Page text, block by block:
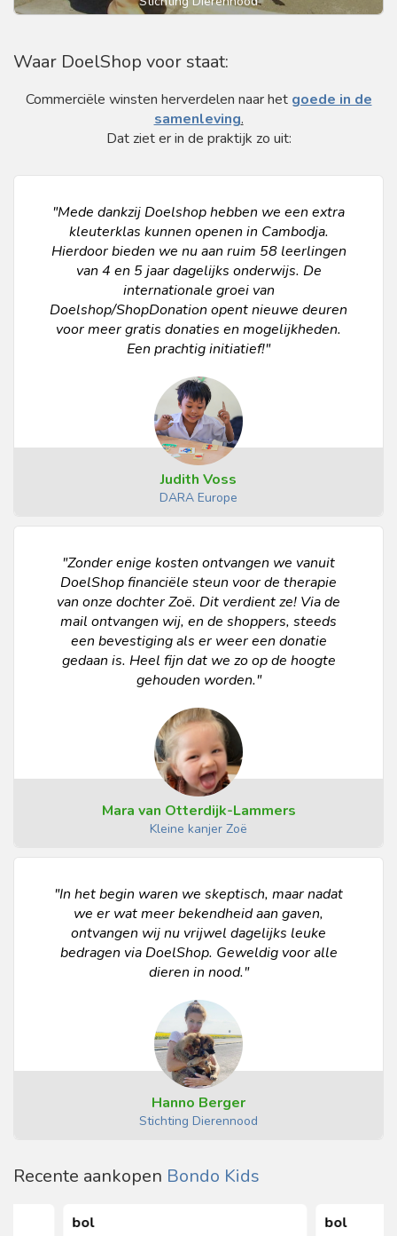
Waar DoelShop voor staat:
Commerciële winsten herverdelen naar het goede in de
samenleving.
Dat ziet er in de praktijk zo uit:
"Mede dankzij Doelshop hebben we een extra
kleuterklas kunnen openen in Cambodja.
Hierdoor bieden we nu aan ruim 58 leerlingen
van 4 en 5 jaar dagelijks onderwijs. De
internationale groei van
Doelshop/ShopDonation opent nieuwe deuren
voor meer gratis donaties en mogelijkheden.
Een prachtig initiatief!"
Judith Voss
DARA Europe
"Zonder enige kosten ontvangen we vanuit
DoelShop financiële steun voor de therapie
van onze dochter Zoë. Dit verdient ze! Via de
mail ontvangen wij, en de shoppers, steeds
een bevestiging als er weer een donatie
gedaan is. Heel fijn dat we zo op de hoogte
gehouden worden."
Mara van Otterdijk-Lammers
Kleine kanjer Zoë
"In het begin waren we skeptisch, maar nadat
we er wat meer bekendheid aan gaven,
ontvangen wij nu vrijwel dagelijks leuke
bedragen via DoelShop. Geweldig voor alle
dieren in nood."
Hanno Berger
Stichting Dierennood
Recente aankopen Bondo Kids